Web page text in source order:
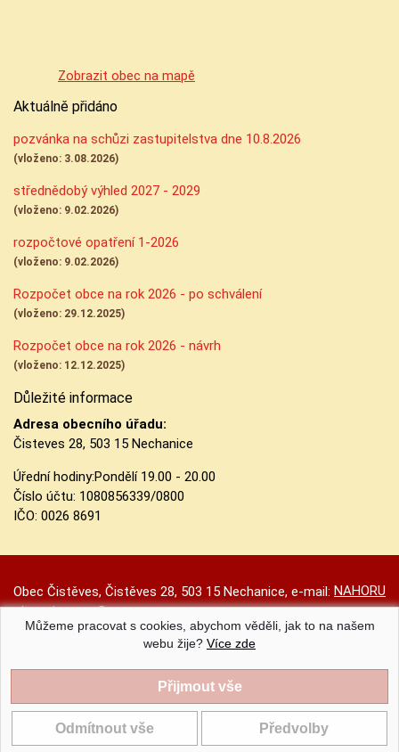
Zobrazit obec na mapě
Aktuálně přidáno
pozvánka na schůzi zastupitelstva dne 10.8.2026
(vloženo: 3.08.2026)
střednědobý výhled 2027 - 2029
(vloženo: 9.02.2026)
rozpočtové opatření 1-2026
(vloženo: 9.02.2026)
Rozpočet obce na rok 2026 - po schválení
(vloženo: 29.12.2025)
Rozpočet obce na rok 2026 - návrh
(vloženo: 12.12.2025)
Důležité informace
Adresa obecního úřadu:
Čisteves 28, 503 15 Nechanice
Úřední hodiny:Pondělí 19.00 - 20.00
Číslo účtu: 1080856339/0800
IČO: 0026 8691
NAHORU
Obec Čistěves, Čistěves 28, 503 15 Nechanice, e-mail:
obec.cisteves@seznam.cz
Prohlášení o přístupnosti|Původní web|Nastavení cookies
Obec Čistěves |Provozováno na systému CMS-OBCE | Vyrobil
INET-SERVIS.CZ| 2020 - 2026
Můžeme pracovat s cookies, abychom věděli, jak to na našem
webu žije? Více zde